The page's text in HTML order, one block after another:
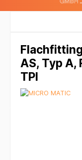
AS, Typ A,
TPI